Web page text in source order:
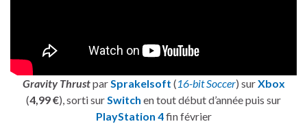
Gravity ThrustparSprakelsoft (16-bit Soccer) surXbox
(4,99 €), sorti surSwitch en tout début d’année puis sur
PlayStation 4fin février